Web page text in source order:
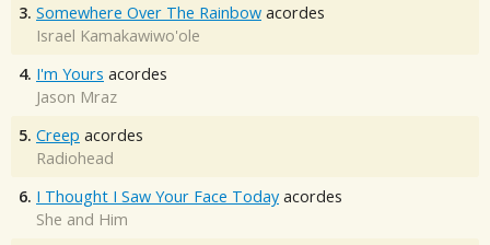
3. Somewhere Over The Rainbow acordes
Israel Kamakawiwo'ole
4. I'm Yours acordes
Jason Mraz
5. Creep acordes
Radiohead
6. I Thought I Saw Your Face Today acordes
She and Him